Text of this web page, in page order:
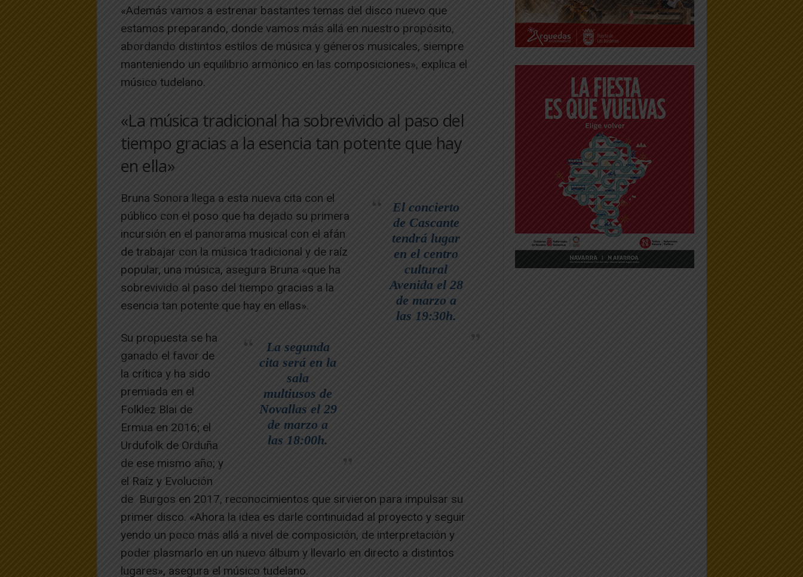
«Además vamos a estrenar bastantes temas del disco nuevo que
estamos preparando, donde vamos más allá en nuestro propósito,
abordando distintos estilos de música y géneros musicales, siempre
manteniendo un equilibrio armónico en las composiciones», explica el
músico tudelano.
«La música tradicional ha sobrevivido al paso del
tiempo gracias a la esencia tan potente que hay
en ella»
El concierto
de Cascante
tendrá lugar
en el centro
cultural
Avenida el 28
de marzo a
las 19:30h.
Bruna Sonora llega a esta nueva cita con el
público con el poso que ha dejado su primera
incursión en el panorama musical con el afán
de trabajar con la música tradicional y de raíz
popular, una música, asegura Bruna «que ha
sobrevivido al paso del tiempo gracias a la
esencia tan potente que hay en ellas».
La segunda
cita será en la
sala
multiusos de
Novallas el 29
de marzo a
las 18:00h.
Su propuesta se ha
ganado el favor de
la crítica y ha sido
premiada en el
Folklez Blai de
Ermua en 2016; el
Urdufolk de Orduña
de ese mismo año; y
el Raíz y Evolución
de Burgos en 2017, reconocimientos que sirvieron para impulsar su
primer disco. «Ahora la idea es darle continuidad al proyecto y seguir
yendo un poco más allá a nivel de composición, de interpretación y
poder plasmarlo en un nuevo álbum y llevarlo en directo a distintos
lugares», asegura el músico tudelano.